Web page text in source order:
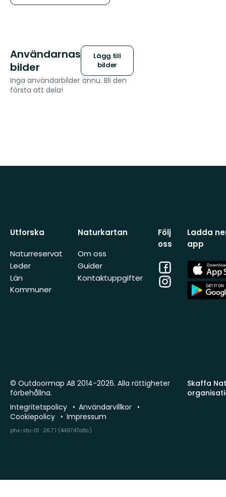
Användarnas
bilder
Lägg till
bilder
Inga användarbilder ännu. Bli den
första att dela!
Utforska
Naturreservat
Leder
Län
Kommuner
Naturkartan
Om oss
Guider
Kontaktuppgifter
Följ
oss
Facebook
Instagram
Ladda
app
App
Store
App
Store
Skaffa
© Outdoormap AB 2014-2026. Alla rättigheter
förbehållna.
Integritetspolicy
Användarvillkor
Cookiepolicy
Impressum
phx-sto-01 · 26.7.1 (449747a8c)